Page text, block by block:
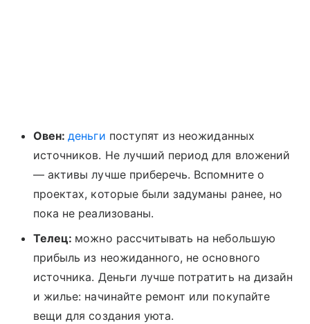
Овен:деньги поступят из неожиданных
источников. Не лучший период для вложений
— активы лучше приберечь. Вспомните о
проектах, которые были задуманы ранее, но
пока не реализованы.
Телец: можно рассчитывать на небольшую
прибыль из неожиданного, не основного
источника. Деньги лучше потратить на дизайн
и жилье: начинайте ремонт или покупайте
вещи для создания уюта.